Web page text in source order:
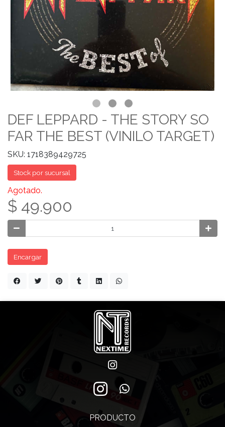
DEF LEPPARD - THE STORY SO
FAR THE BEST (VINILO TARGET)
SKU: 1718389429725
Stock por sucursal
Agotado.
$ 49.900
Encargar
PRODUCTO